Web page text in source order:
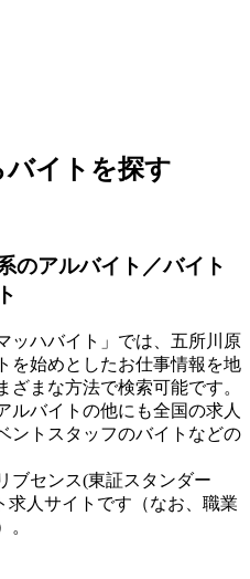
イトを探す
のアルバイト／バイト
ッハバイト」では、五所川原
を始めとしたお仕事情報を地
まな方法で検索可能です。
ルバイトの他にも全国の求人
ントスタッフのバイトなどの
ブセンス(東証スタンダー
求人サイトです（なお、職業
。